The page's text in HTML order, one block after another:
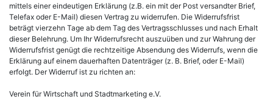
mittels einer eindeutigen Erklärung (z.B. ein mit der Post versandter Brief,
Telefax oder E-Mail) diesen Vertrag zu widerrufen. Die Widerrufsfrist
beträgt vierzehn Tage ab dem Tag des Vertragsschlusses und nach Erhalt
dieser Belehrung. Um Ihr Widerrufsrecht auszuüben und zur Wahrung der
Widerrufsfrist genügt die rechtzeitige Absendung des Widerrufs, wenn die
Erklärung auf einem dauerhaften Datenträger (z. B. Brief, oder E-Mail)
erfolgt. Der Widerruf ist zu richten an:
Verein für Wirtschaft und Stadtmarketing e.V.